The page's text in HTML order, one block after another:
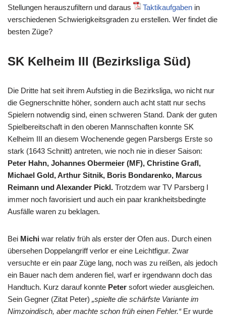
Stellungen herauszufiltern und daraus
Taktikaufgaben in
verschiedenen Schwierigkeitsgraden zu erstellen. Wer findet die
besten Züge?
SK Kelheim III (Bezirksliga Süd)
Die Dritte hat seit ihrem Aufstieg in die Bezirksliga, wo nicht nur
die Gegnerschnitte höher, sondern auch acht statt nur sechs
Spielern notwendig sind, einen schweren Stand. Dank der guten
Spielbereitschaft in den oberen Mannschaften konnte SK
Kelheim III an diesem Wochenende gegen Parsbergs Erste so
stark (1643 Schnitt) antreten, wie noch nie in dieser Saison:
Peter Hahn, Johannes Obermeier (MF), Christine Grafl,
Michael Gold, Arthur Sitnik, Boris Bondarenko, Marcus
Reimann und Alexander Pickl. Trotzdem war TV Parsberg I
immer noch favorisiert und auch ein paar krankheitsbedingte
Ausfälle waren zu beklagen.
Bei Michi war relativ früh als erster der Ofen aus. Durch einen
übersehen Doppelangriff verlor er eine Leichtfigur. Zwar
versuchte er ein paar Züge lang, noch was zu reißen, als jedoch
ein Bauer nach dem anderen fiel, warf er irgendwann doch das
Handtuch. Kurz darauf konnte Peter sofort wieder ausgleichen.
Sein Gegner (Zitat Peter) „spielte die schärfste Variante im
Nimzoindisch, aber machte schon früh einen Fehler.“Er wurde